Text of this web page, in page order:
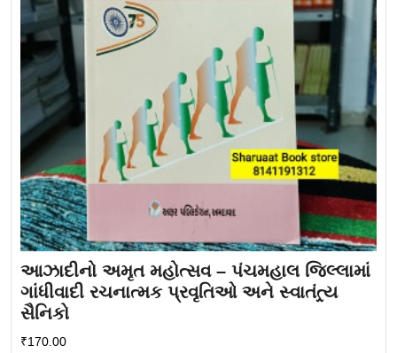
આઝાદીનો અમૃત મહોત્સવ – પંચમહાલ જિલ્લામાં
ગાંધીવાદી રચનાત્મક પ્રવૃતિઓ અને સ્વાતંત્ર્ય
સૈનિકો
₹170.00